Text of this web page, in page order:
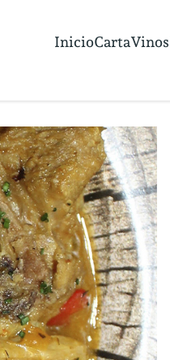
InicioCartaVinos